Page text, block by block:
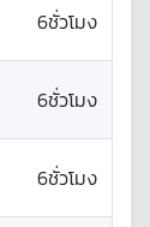
6ชั่วโมง
6ชั่วโมง
6ชั่วโมง